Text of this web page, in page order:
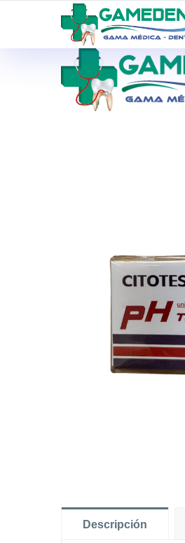
Descripción